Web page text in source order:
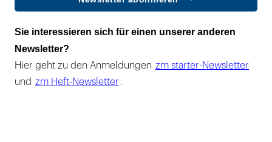
Sie interessieren sich für einen unserer anderen
Newsletter?
Hier geht zu den Anmeldungen zm starter-Newsletter
und zm Heft-Newsletter .